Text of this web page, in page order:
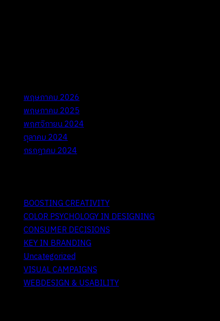
พฤษภาคม 2026
พฤษภาคม 2025
พฤศจิกายน 2024
ตุลาคม 2024
กรกฎาคม 2024
BOOSTING CREATIVITY
COLOR PSYCHOLOGY IN DESIGNING
CONSUMER DECISIONS
KEY IN BRANDING
Uncategorized
VISUAL CAMPAIGNS
WEBDESIGN & USABILITY